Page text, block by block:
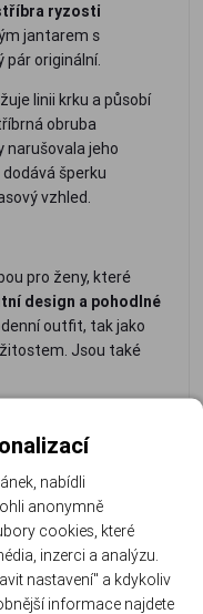
ryzosti
jantarem s
pár originální.
linii krku a působí
obruba
narušovala jeho
šperku
vzhled.
pro ženy, které
design a pohodlné
outfit, tak jako
Jsou také
originální
kresba
každého
kamene ženy
zapínáním ) x 0.7 cm
nabídli
anonymně
cookies, které
inzerci a analýzu.
nastavení" a kdykoliv
informace najdete